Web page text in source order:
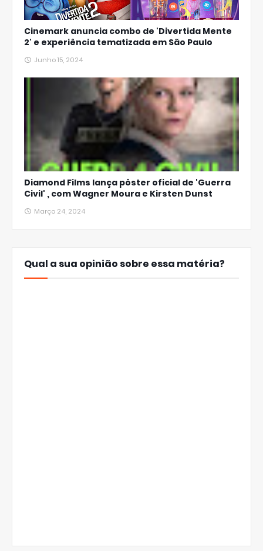
Cinemark anuncia combo de 'Divertida Mente
2' e experiência tematizada em São Paulo
Junho 15, 2024
Diamond Films lança pôster oficial de 'Guerra
Civil' , com Wagner Moura e Kirsten Dunst
Março 24, 2024
Qual a sua opinião sobre essa matéria?